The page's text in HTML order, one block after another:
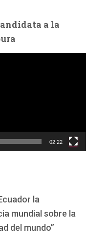
a la
02:22
la
mundial sobre la
del mundo”